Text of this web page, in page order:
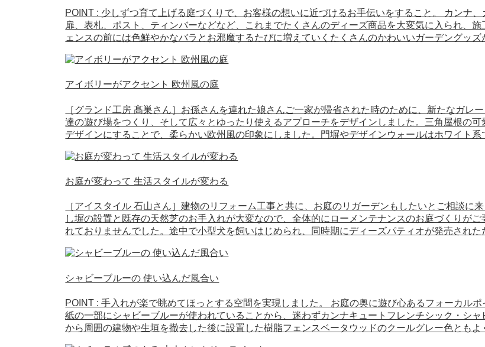
POINT : 少しずつ育て上げる庭づくりで、お客様の想いに近づけるお手伝いをすること。 カンナ
扉、表札、ポスト、ティンバーなどなど、これまでたくさんのディーズ商品を大変気に入られ、
ェンスの前には色鮮やかなバラとお邪魔するたびに増えていくたくさんのかわいいガーデングッズ
アイボリーがアクセント 欧州風の庭
［グランド工房 髙巣さん］お孫さんを連れた娘さんご一家が帰省された時のために、新たなガレ
達の遊び場をつくり、そして広々とゆったり使えるアプローチをデザインしました。三角屋根の
デザインにすることで、柔らかい欧州風の印象にしました。門塀やデザインウォールはホワイト
お庭が変わって 生活スタイルが変わる
［アイスタイル 石山さん］建物のリフォーム工事と共に、お庭のリガーデンもしたいとご相談に
し塀の設置と既存の天然芝のお手入れが大変なので、全体的にローメンテナンスのお庭づくりが
れておりませんでした。途中で小型犬を飼いはじめられ、同時期にディーズパティオが発売され
シャビーブルーの 使い込んだ風合い
POINT : 手入れが楽で眺めてほっとする空間を実現しました。 お庭の奥に遊び心あるフォーカル
紙の一部にシャビーブルーが使われていることから、迷わずカンナキュートフレンチシック・シ
から周囲の建物や生垣を撤去した後に設置した樹脂フェンスベータウッドのクールグレー色ともよ